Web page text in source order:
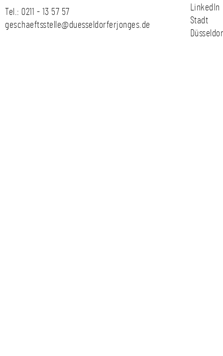
Tel.: 0211 - 13 57 57
geschaeftsstelle@duesseldorferjonges.de
LinkedIn
Stadt